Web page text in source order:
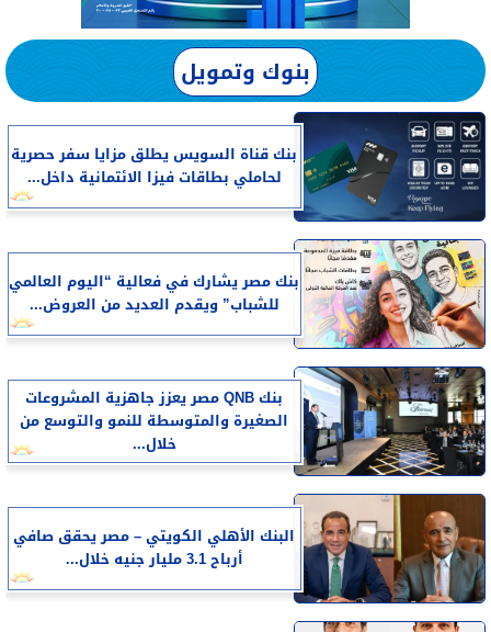
بنوك وتمويل
بنك قناة السويس يطلق مزايا سفر حصرية
لحاملي بطاقات فيزا الائتمانية داخل...
بنك مصر يشارك في فعالية “اليوم العالمي
للشباب” ويقدم العديد من العروض...
بنك QNB مصر يعزز جاهزية المشروعات
الصغيرة والمتوسطة للنمو والتوسع من
خلال...
البنك الأهلي الكويتي – مصر يحقق صافي
أرباح 3.1 مليار جنيه خلال...